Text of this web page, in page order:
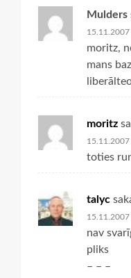
Mulders
moritz,
mans
moritz
15.11.2007
toties
talyc
nav
pliks
– – –